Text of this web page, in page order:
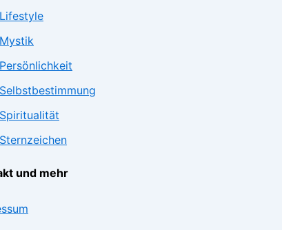
Lifestyle
Mystik
Persönlichkeit
Selbstbestimmung
Spiritualität
Sternzeichen
und mehr